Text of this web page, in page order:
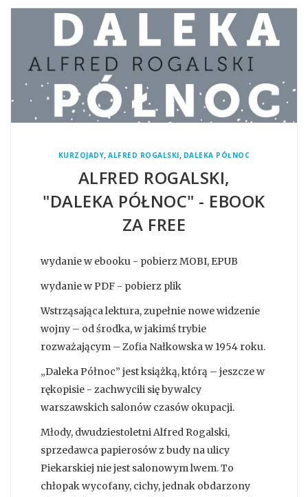
KURZOJADY,ALFRED ROGALSKI, DALEKA PÓŁNOC
ALFRED ROGALSKI,
"DALEKA PÓŁNOC" - EBOOK
ZA FREE
wydanie w ebooku - pobierz MOBI, EPUB
wydanie w PDF - pobierz plik
Wstrząsająca lektura, zupełnie nowe widzenie
wojny – od środka, w jakimś trybie
rozważającym – Zofia Nałkowska w 1954 roku.
„Daleka Północ” jest książką, którą – jeszcze w
rękopisie - zachwycili się bywalcy
warszawskich salonów czasów okupacji.
Młody, dwudziestoletni Alfred Rogalski,
sprzedawca papierosów z budy na ulicy
Piekarskiej nie jest salonowym lwem. To
chłopak wycofany, cichy, jednak obdarzony